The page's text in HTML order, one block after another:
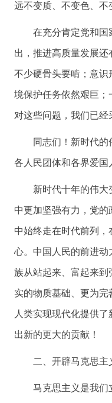
远不变质、不变色、不
在充分肯定党和国
出，推进高质量发展
不少硬骨头要啃；意
境保护任务依然艰巨
对这些问题，我们已
同志们！新时代
各人民团体和各界爱
新时代十年的伟
中更加坚强有力，党
中始终走在时代前列
心。中国人民的前进
族从站起来、富起来
实的物质基础、更为
人类实现现代化提供
出新的更大的贡献！
二、开辟马克思
马克思主义是我们